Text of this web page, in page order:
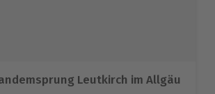
Leutkirch im Allgäu